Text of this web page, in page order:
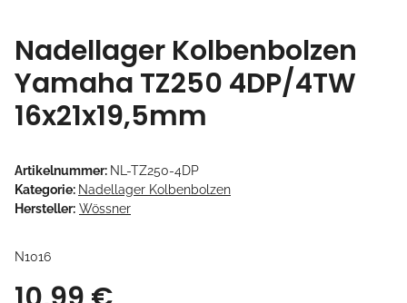
Nadellager Kolbenbolzen
Yamaha TZ250 4DP/4TW
16x21x19,5mm
Artikelnummer: NL-TZ250-4DP
Kategorie: Nadellager Kolbenbolzen
Hersteller: Wössner
N1016